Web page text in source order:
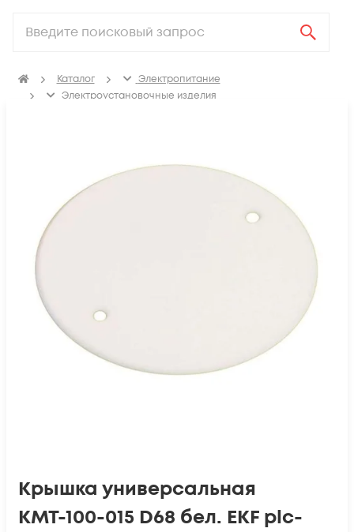
Каталог
Электропитание
Электроустановочные изделия
Крышка универсальная
КМТ-100-015 D68 бел. EKF plc-